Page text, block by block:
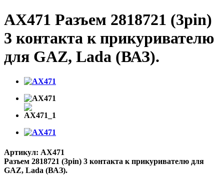
AX471 Разъем 2818721 (3pin)
3 контакта к прикуривателю
для GAZ, Lada (ВАЗ).
Артикул: AX471
Разъем 2818721 (3pin) 3 контакта к прикуривателю для
GAZ, Lada (ВАЗ).